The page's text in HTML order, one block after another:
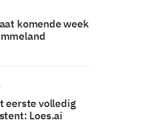
komende week
eerste volledig
Loes.ai